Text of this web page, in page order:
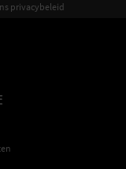
privacybeleid